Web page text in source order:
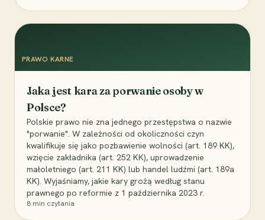
PRAWO KARNE
Jaka jest kara za porwanie osoby w
Polsce?
Polskie prawo nie zna jednego przestępstwa o nazwie
"porwanie". W zależności od okoliczności czyn
kwalifikuje się jako pozbawienie wolności (art. 189 KK),
wzięcie zakładnika (art. 252 KK), uprowadzenie
małoletniego (art. 211 KK) lub handel ludźmi (art. 189a
KK). Wyjaśniamy, jakie kary grożą według stanu
prawnego po reformie z 1 października 2023 r.
8 min czytania